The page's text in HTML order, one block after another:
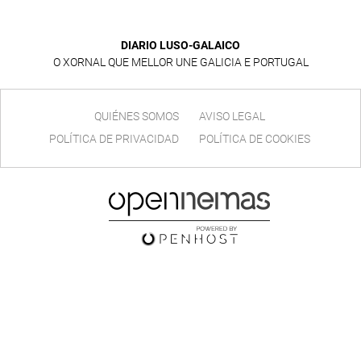
DIARIO LUSO-GALAICO
O XORNAL QUE MELLOR UNE GALICIA E PORTUGAL
QUIÉNES SOMOS
AVISO LEGAL
POLÍTICA DE PRIVACIDAD
POLÍTICA DE COOKIES